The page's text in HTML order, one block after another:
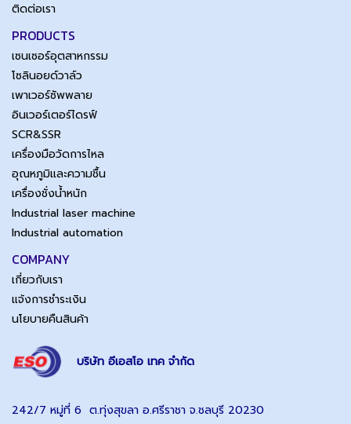
ติดต่อเรา
PRODUCTS
เซนเซอร์อุตสาหกรรม
โซลินอยด์วาล์ว
เพาเวอร์ซัพพลาย
อินเวอร์เตอร์ไดรฟ์
SCR&SSR
เครื่องมือวัดการไหล
อุณหภูมิและความชื้น
เครื่องชั่งน้ำหนัก
Industrial laser machine
Industrial automation
COMPANY
เกี่ยวกับเรา
แจ้งการชำระเงิน
นโยบายคืนสินค้า
บริษัท อีเอสโอ เทค จำกัด
242/7 หมู่ที่ 6 ต.ทุ่งสุขลา อ.ศรีราชา จ.ชลบุรี 20230